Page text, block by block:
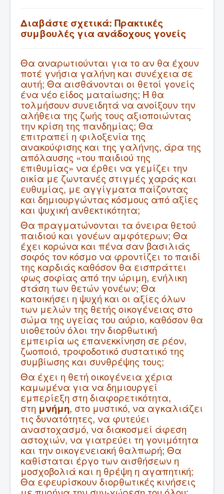
Διαβάστε σχετικά: Πρακτικές
συμβουλές για ανάδοχους γονείς
Θα αναρωτιούνται για το αν θα έχουν
ποτέ γνήσια γαλήνη και συνέχεια σε
αυτή; Θα αισθάνονται οι θετοί γονείς
ένα νέο είδος ματαίωσης; Ή θα
τολμήσουν συνειδητά να ανοίξουν την
αλήθεια της ζωής τους αξιοποιώντας
την κρίση της πανδημίας; Θα
επιτραπεί η φιλοξενία της
ανακούφισης και της γαλήνης, άρα της
απόλαυσης «του παιδιού της
επιθυμίας» να έρθει να γεμίζει την
οικία με ζωντανές στιγμές χαράς και
ευθυμίας, με αγγίγματα παίζοντας
και δημιουργώντας κόσμους από αξίες
και ψυχική ανθεκτικότητα;
Θα πραγματώνονται τα όνειρα θετού
παιδιού και γονέων αμφότερων; Θα
έχει κορώνα και πένα σαν βασιλιάς
σοφός τον κόσμο να φροντίζει το παιδί
της καρδιάς καθόσον θα εισπράττει
φως σοφίας από την ώριμη, ενήλικη
στάση των θετών γονέων; Θα
κατοικήσει η ψυχή και οι αξίες όλων
των μελών της θετής οικογένειας στο
σώμα της υγείας του αύριο, καθόσον θα
υιοθετούν όλοι την διορθωτική
εμπειρία ως επανεκκίνηση σε ρέον,
ζωοποιό, τροφοδοτικό συστατικό της
συμβίωσης και συνθρέψης τους;
Θα έχει η θετή οικογένεια χέρια
καμωμένα για να δημιουργεί
εμπερίεξη στη διαφορετικότητα,
στη μνήμη, στο μυστικό, να αγκαλιάζει
τις δυνατότητες, να φυτεύει
αναστοχασμό, να διακοσμεί άφεση
αστοχιών, να γιατρεύει τη γονιμότητα
και την οικογενειακή θαλπωρή; Θα
καθίσταται έργο των αισθήσεων η
μοσχοβολιά και η θρέψη η αγαπητική;
Θα εφευρίσκουν διορθωτικές κινήσεις